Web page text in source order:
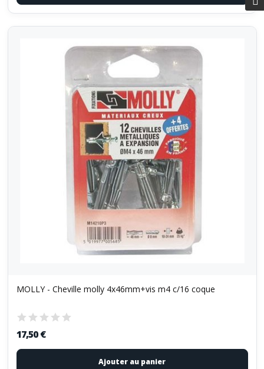
MOLLY - Cheville molly 4x46mm+vis m4 c/16 coque
17,50 €
Ajouter au panier